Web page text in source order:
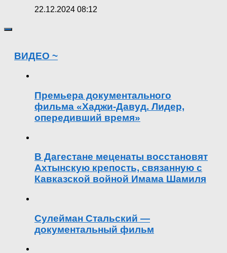
22.12.2024 08:12
ВИДЕО ~
Премьера документального
фильма «Хаджи-Давуд. Лидер,
опередивший время»
В Дагестане меценаты восстановят
Ахтынскую крепость, связанную с
Кавказской войной Имама Шамиля
Сулейман Стальский —
документальный фильм